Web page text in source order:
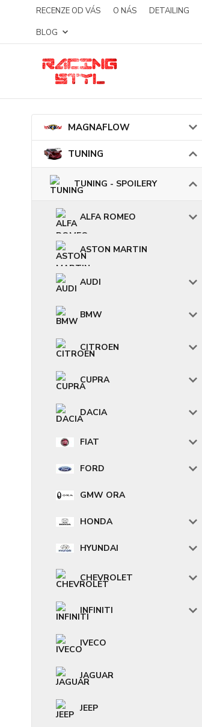
RECENZE OD VÁS O NÁS DETAILING
BLOG
MAGNAFLOW
TUNING
TUNING - SPOILERY
ALFA ROMEO
ASTON MARTIN
AUDI
BMW
CITROEN
CUPRA
DACIA
FIAT
FORD
GMW ORA
HONDA
HYUNDAI
CHEVROLET
INFINITI
IVECO
JAGUAR
JEEP